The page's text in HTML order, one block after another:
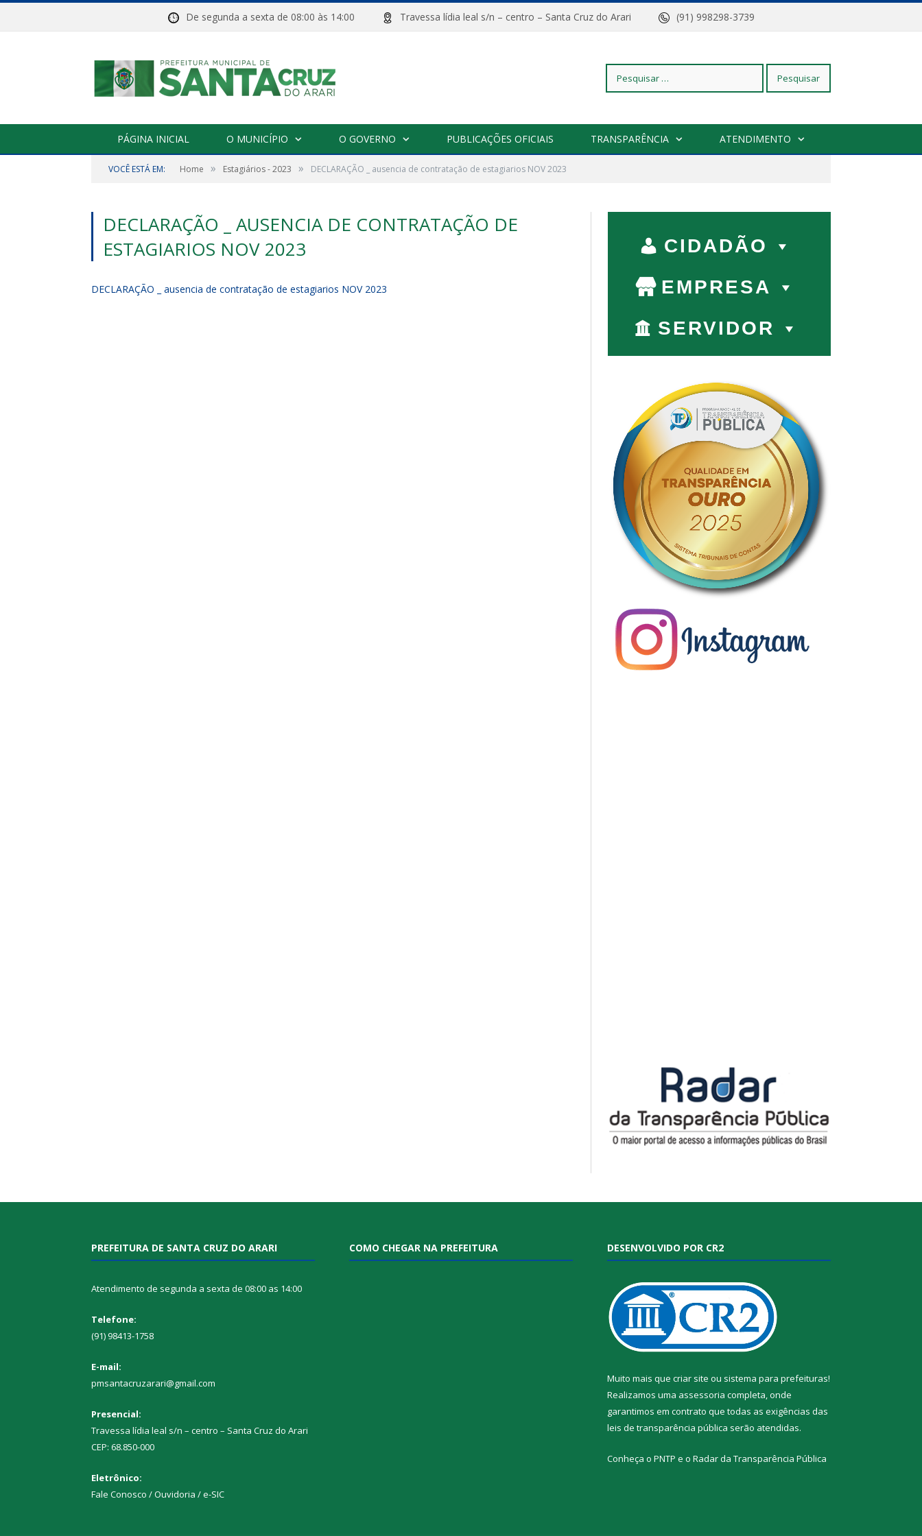
De segunda a sexta de 08:00 às 14:00 Travessa lídia leal s/n – centro – Santa Cruz do Arari (91) 998298-3739
Pesquisar
PÁGINA INICIAL O MUNICÍPIO O GOVERNO PUBLICAÇÕES OFICIAIS TRANSPARÊNCIA ATENDIMENTO
VOCÊ ESTÁ EM: Home » Estagiários - 2023 » DECLARAÇÃO _ ausencia de contratação de estagiarios NOV 2023
DECLARAÇÃO _ AUSENCIA DE CONTRATAÇÃO DE
ESTAGIARIOS NOV 2023
DECLARAÇÃO _ ausencia de contratação de estagiarios NOV 2023
CIDADÃO
EMPRESA
SERVIDOR
PREFEITURA DE SANTA CRUZ DO ARARI
Atendimento de segunda a sexta de 08:00 as 14:00
Telefone:
(91) 98413-1758
E-mail:
pmsantacruzarari@gmail.com
Presencial:
Travessa lídia leal s/n – centro – Santa Cruz do Arari
CEP: 68.850-000
Eletrônico:
Fale Conosco / Ouvidoria / e-SIC
COMO CHEGAR NA PREFEITURA DESENVOLVIDO POR CR2
Muito mais que criar site ou sistema para prefeituras!
Realizamos uma assessoria completa, onde
garantimos em contrato que todas as exigências das
leis de transparência pública serão atendidas.
Conheça o PNTP e o Radar da Transparência Pública